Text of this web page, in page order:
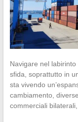
Navigare nel
sfida, soprattutto in
sta vivendo
cambiamento,
commerciali